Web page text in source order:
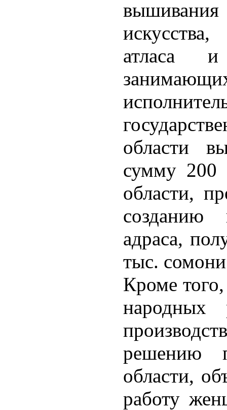
атласа
области
сумму
области,
созданию
адраса,
тыс.
Кроме
народных
решению
области,
работу